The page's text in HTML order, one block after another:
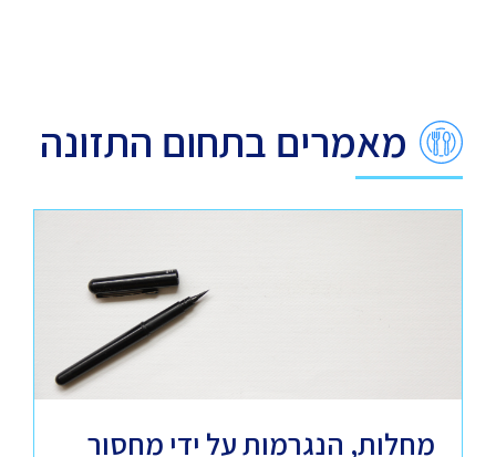
מאמרים בתחום התזונה
מחלות, הנגרמות על ידי מחסור